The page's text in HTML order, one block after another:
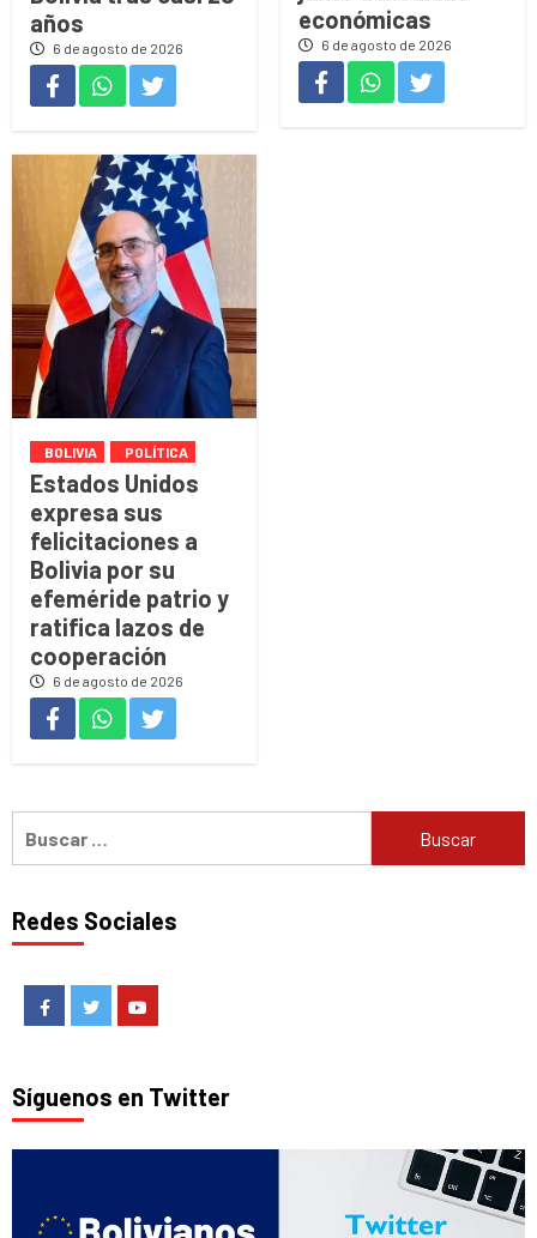
años
6 de agosto de 2026
económicas
6 de agosto de 2026
BOLIVIA POLÍTICA
Estados Unidos
expresa sus
felicitaciones a
Bolivia por su
efeméride patrio y
ratifica lazos de
cooperación
6 de agosto de 2026
Redes Sociales
FacebookTwitter
Síguenos en Twitter